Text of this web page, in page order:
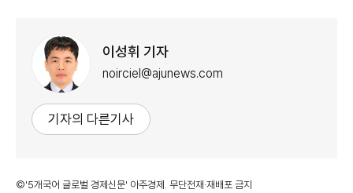
이성휘 기자
noirciel@ajunews.com
기자의 다른기사
©'5개국어 글로벌 경제신문' 아주경제. 무단전재·재배포 금지